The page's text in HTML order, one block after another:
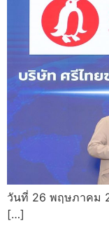
วันที่ 26 พฤษภาคม
[…]